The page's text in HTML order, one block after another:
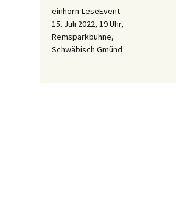
einhorn-LeseEvent
15. Juli 2022, 19 Uhr,
Remsparkbühne,
Schwäbisch Gmünd